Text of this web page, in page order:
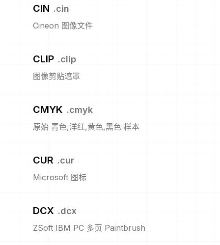
CIN .cin
Cineon 图像文件
CLIP .clip
图像剪贴遮罩
CMYK .cmyk
原始 青色,洋红,黄色,黑色 样本
CUR .cur
Microsoft 图标
DCX .dcx
ZSoft IBM PC 多页 Paintbrush